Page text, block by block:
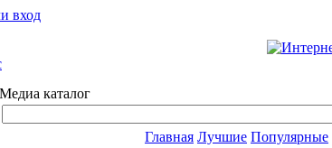
вход
Медиа каталог
Главная Лучшие Популярные